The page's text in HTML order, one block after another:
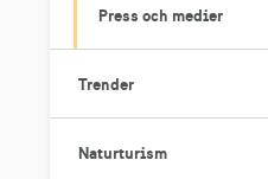
Press och medier
Trender
Naturturism